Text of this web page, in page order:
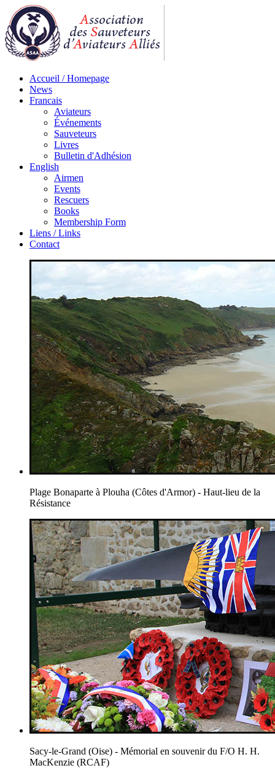
Accueil / Homepage
News
Francais
Aviateurs
Événements
Sauveteurs
Livres
Bulletin d'Adhésion
English
Airmen
Events
Rescuers
Books
Membership Form
Liens / Links
Contact
Plage Bonaparte à Plouha (Côtes d'Armor) - Haut-lieu de la
Résistance
Sacy-le-Grand (Oise) - Mémorial en souvenir du F/O H. H.
MacKenzie (RCAF)